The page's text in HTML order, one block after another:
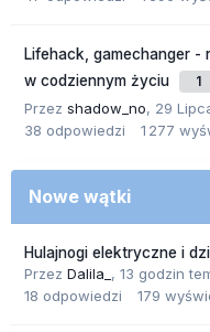
Lifehack, gamechanger -
w codziennym życiu
1
Przez shadow_no, 29
38 odpowiedzi 1 277
Nowe wątki
Hulajnogi elektryczne i
Przez Dalila_ , 13 godzin
18 odpowiedzi 179